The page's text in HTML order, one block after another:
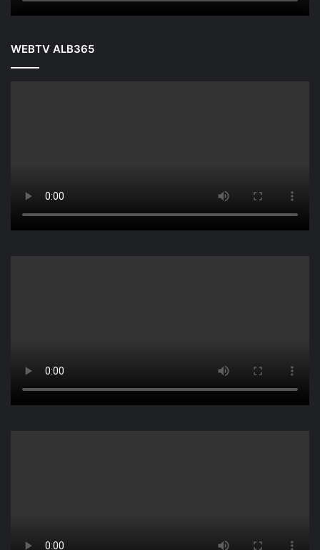
WEBTV ALB365